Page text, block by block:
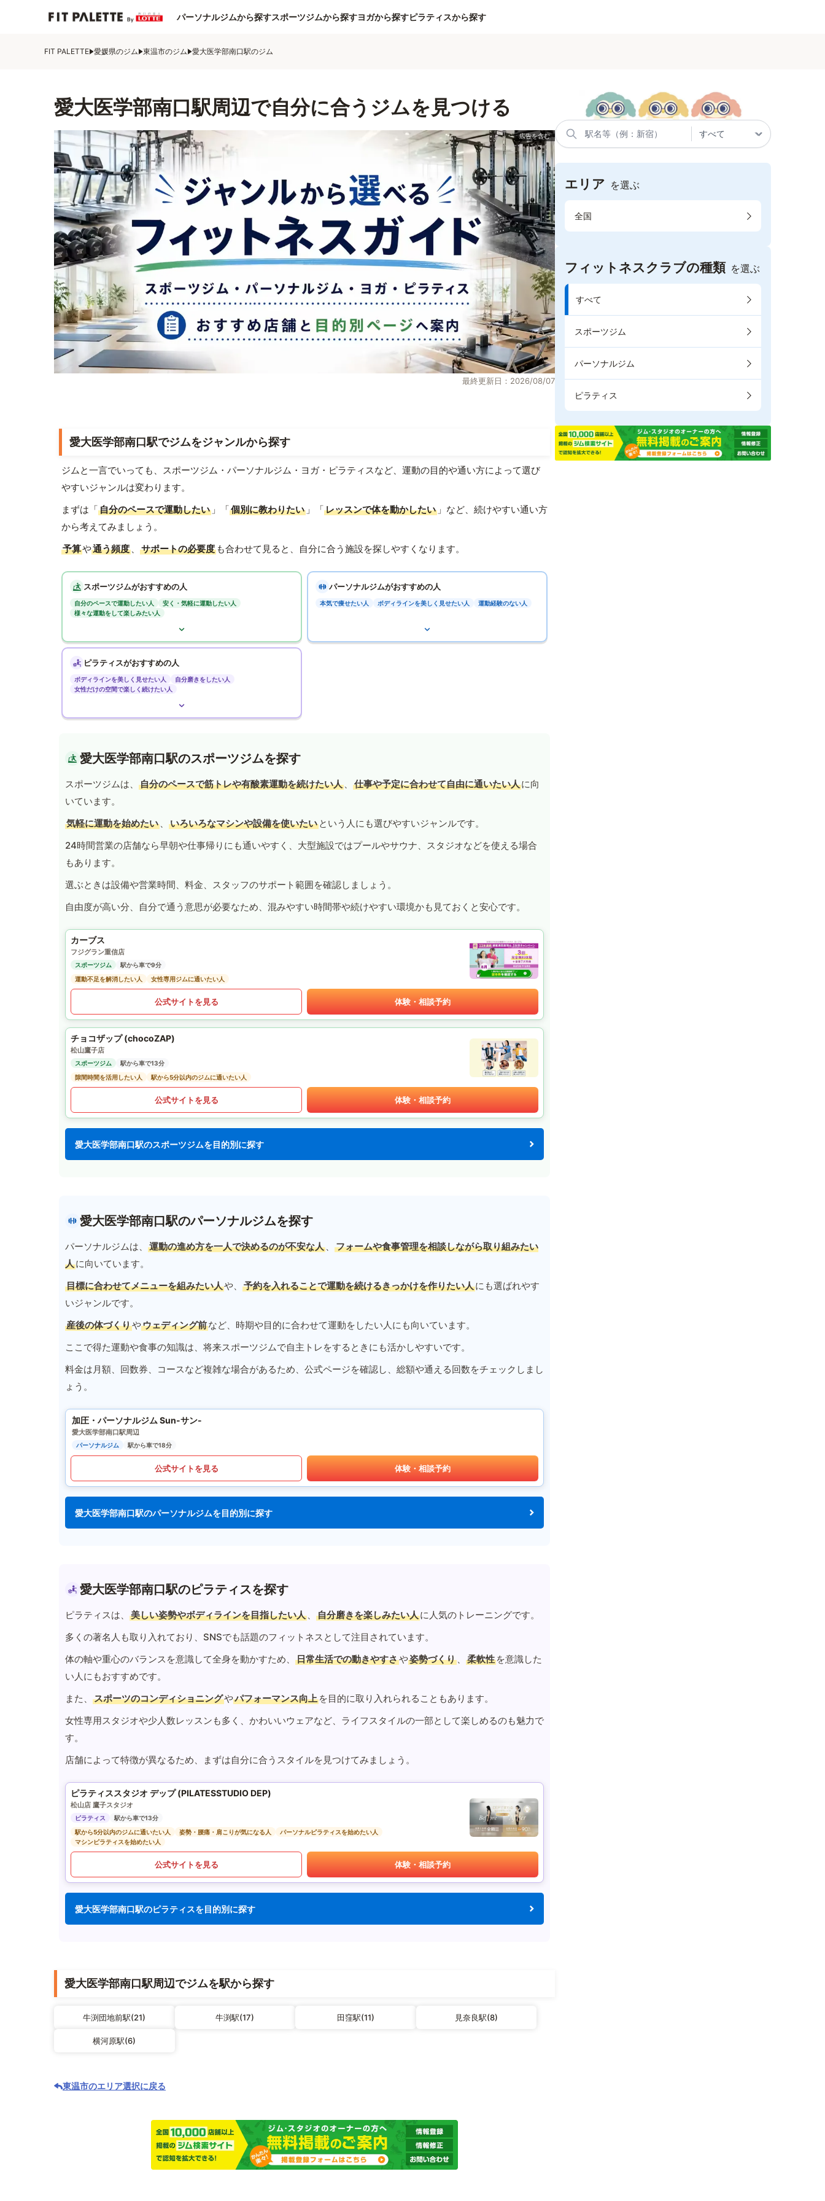
パーソナルジムから探すスポーツジムから探すヨガから探すピラティスから探す
FIT PALETTE 愛媛県のジム 東温市のジム 愛大医学部南口駅のジム
愛大医学部南口駅周辺で自分に合うジムを見つける
最終更新日：2026/08/07
愛大医学部南口駅でジムをジャンルから探す
ジムと一言でいっても、スポーツジム・パーソナルジム・ヨガ・ピラティスなど、運動の目的や通い方によって選び
やすいジャンルは変わります。
まずは「自分のペースで運動したい 」「個別に教わりたい 」「レッスンで体を動かしたい 」など、続けやすい通い方
から考えてみましょう。
予算や通う頻度 、 サポートの必要度 も合わせて見ると、自分に合う施設を探しやすくなります。
スポーツジムがおすすめの人
自分のペースで運動したい人
安く・気軽に運動したい人
様々な運動をして楽しみたい人
パーソナルジムがおすすめの人
本気で痩せたい人 ボディラインを美しく見せたい人 運動経験のない人
ピラティスがおすすめの人
ボディラインを美しく見せたい人
自分磨きをしたい人
女性だけの空間で楽しく続けたい人
愛大医学部南口駅のスポーツジムを探す
スポーツジムは、 自分のペースで筋トレや有酸素運動を続けたい人 、 仕事や予定に合わせて自由に通いたい人に向
いています。
気軽に運動を始めたい 、 いろいろなマシンや設備を使いたい という人にも選びやすいジャンルです。
24時間営業の店舗なら早朝や仕事帰りにも通いやすく、大型施設ではプールやサウナ、スタジオなどを使える場合
もあります。
選ぶときは設備や営業時間、料金、スタッフのサポート範囲を確認しましょう。
自由度が高い分、自分で通う意思が必要なため、混みやすい時間帯や続けやすい環境かも見ておくと安心です。
カーブス
フジグラン重信店
スポーツジム
駅から車で9分
運動不足を解消したい人
女性専用ジムに通いたい人
公式サイトを見る 体験・相談予約
チョコザップ (chocoZAP)
松山鷹子店
スポーツジム
駅から車で13分
隙間時間を活用したい人
駅から5分以内のジムに通いたい人
公式サイトを見る 体験・相談予約
愛大医学部南口駅のスポーツジムを目的別に探す
愛大医学部南口駅のパーソナルジムを探す
パーソナルジムは、 運動の進め方を一人で決めるのが不安な人 、
フォームや食事管理を相談しながら取り組みたい
人に向いています。
目標に合わせてメニューを組みたい人や、 予約を入れることで運動を続けるきっかけを作りたい人にも選ばれやす
いジャンルです。
産後の体づくりやウェディング前など、時期や目的に合わせて運動をしたい人にも向いています。
ここで得た運動や食事の知識は、将来スポーツジムで自主トレをするときにも活かしやすいです。
料金は月額、回数券、コースなど複雑な場合があるため、公式ページを確認し、総額や通える回数をチェックしまし
ょう。
加圧・パーソナルジム Sun-サン-
愛大医学部南口駅周辺
パーソナルジム 駅から車で18分
公式サイトを見る 体験・相談予約
愛大医学部南口駅のパーソナルジムを目的別に探す
愛大医学部南口駅のピラティスを探す
ピラティスは、 美しい姿勢やボディラインを目指したい人 、 自分磨きを楽しみたい人に人気のトレーニングです。
多くの著名人も取り入れており、SNSでも話題のフィットネスとして注目されています。
体の軸や重心のバランスを意識して全身を動かすため、
日常生活での動きやすさや姿勢づくり 、 柔軟性 を意識した
い人にもおすすめです。
また、
スポーツのコンディショニングやパフォーマンス向上 を目的に取り入れられることもあります。
女性専用スタジオや少人数レッスンも多く、かわいいウェアなど、ライフスタイルの一部として楽しめるのも魅力で
す。
店舗によって特徴が異なるため、まずは自分に合うスタイルを見つけてみましょう。
ピラティススタジオ デップ (PILATESSTUDIO DEP)
松山店 鷹子スタジオ
ピラティス
駅から車で13分
駅から5分以内のジムに通いたい人
姿勢・腰痛・肩こりが気になる人
パーソナルピラティスを始めたい人
マシンピラティスを始めたい人
公式サイトを見る 体験・相談予約
愛大医学部南口駅のピラティスを目的別に探す
愛大医学部南口駅周辺でジムを駅から探す
牛渕団地前駅(21) 牛渕駅(17) 田窪駅(11) 見奈良駅(8)
横河原駅(6)
東温市のエリア選択に戻る
エリア を選ぶ
全国
フィットネスクラブの種類 を選ぶ
すべて
スポーツジム
パーソナルジム
ピラティス